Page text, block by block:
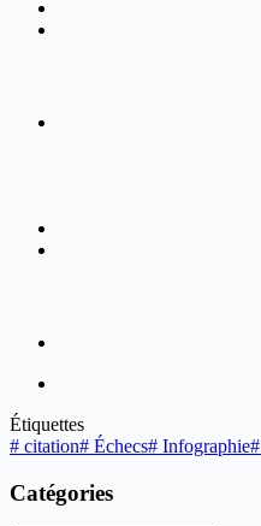
Étiquettes
# citation# Échecs# Infographie#
Catégories